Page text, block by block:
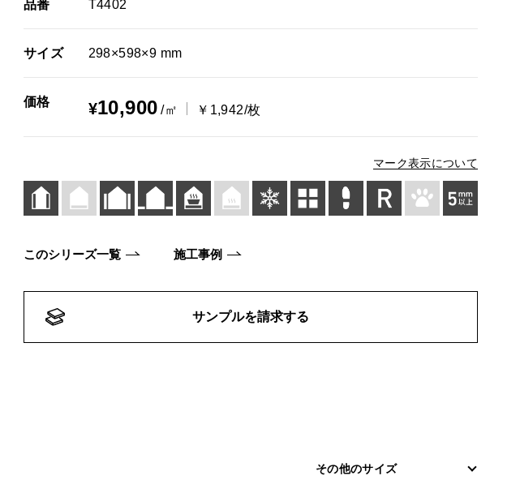
品番 T4402
サイズ 298×598×9 mm
価格 ¥10,900 /㎡ ￥1,942/枚
マーク表示について
このシリーズ一覧 施工事例
サンプルを請求する
その他のサイズ